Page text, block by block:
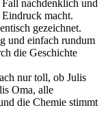
nachdenklich und
Eindruck macht.
gezeichnet.
und einfach rundum
die Geschichte
nur toll, ob Julis
Oma, alle
die Chemie stimmt